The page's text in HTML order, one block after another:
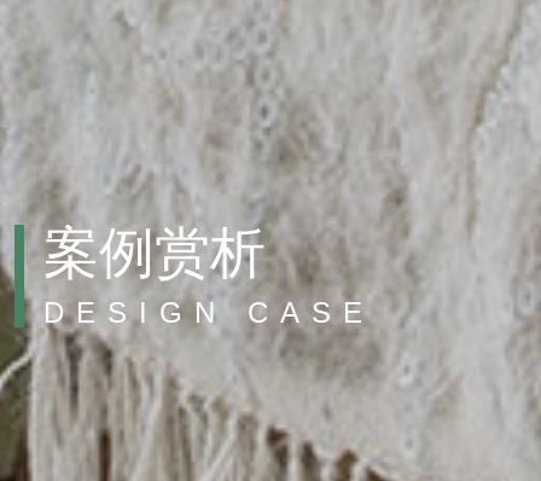
案例赏析
DESIGN CASE